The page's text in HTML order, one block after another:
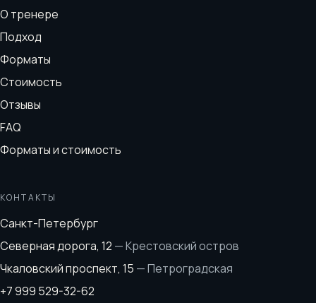
О тренере
Подход
Форматы
Стоимость
Отзывы
FAQ
Форматы и стоимость
КОНТАКТЫ
Санкт-Петербург
Северная дорога, 12 —Крестовский остров
Чкаловский проспект, 15 —Петроградская
+7 999 529-32-62